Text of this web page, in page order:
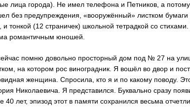
лица города). Не имел телефона и Петников, а потому
без предупреждения, «вооружённый» листком
и тонкой (12 страничек) школьной тетрадкой со
романтичным юношей.
помню довольно просторный дом под № 27 на
на котором рос виноградник. Я вошёл во двор и
женщина. Спросила, кто я и по какому поводу.
Николаевича. Я представился. Буквально сразу
40 лет, эпизод этот в памяти сохранился весьма